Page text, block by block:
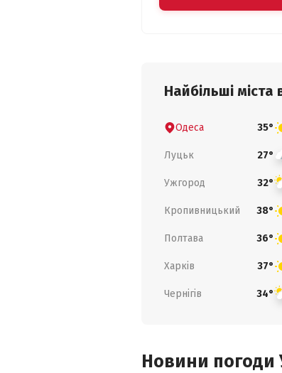
Найбільші міста
Одеса 35°
Луцьк 27°
Ужгород 32°
Кропивницький 38°
Полтава 36°
Харків 37°
Чернігів 34°
Новини погоди